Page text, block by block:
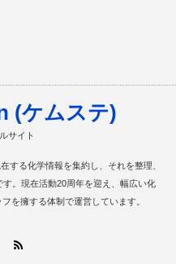
(ケムステ)
サイト
する化学情報を集約し、それを整理、
。現在活動20周年を迎え、幅広い化
を擁する体制で運営しています。
Facebook